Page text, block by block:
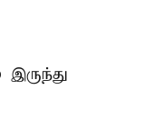
இருந்து